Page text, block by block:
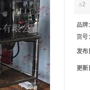
≥2
品牌
货号
发布
更新